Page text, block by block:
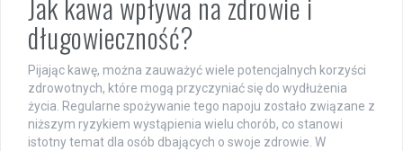
długowieczność?
Pijając kawę, można zauważyć wiele potencjalnych korzyści
zdrowotnych, które mogą przyczyniać się do wydłużenia
życia. Regularne spożywanie tego napoju zostało związane z
niższym ryzykiem wystąpienia wielu chorób, co stanowi
istotny temat dla osób dbających o swoje zdrowie. W